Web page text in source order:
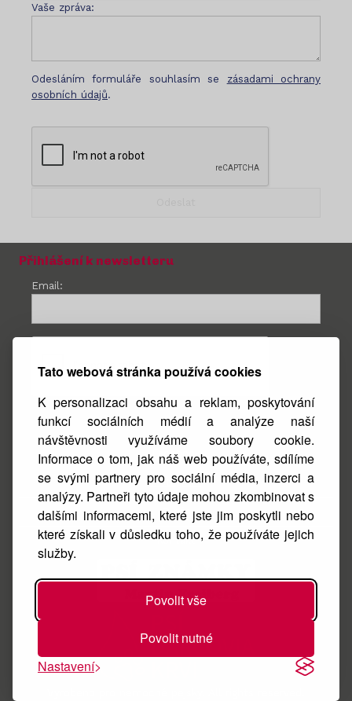
Tato webová stránka používá cookies
K personalizaci obsahu a reklam, poskytování
funkcí sociálních médií a analýze naší
návštěvnosti využíváme soubory cookie.
Informace o tom, jak náš web používáte, sdílíme
se svými partnery pro sociální média, inzerci a
analýzy. Partneři tyto údaje mohou zkombinovat s
dalšími informacemi, které jste jim poskytli nebo
které získali v důsledku toho, že používáte jejich
služby.
Povolit vše
Povolit nutné
Nastavení
Vaše zpráva:
Odesláním formuláře souhlasím se zásadami ochrany
osobních údajů.
Přihlášení k newsletteru
Email:
Facebook
Instagram
O nás
Kontakt